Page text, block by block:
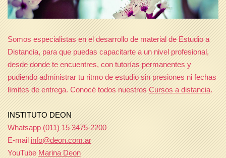
Somos especialistas en el desarrollo de material de Estudio a
Distancia, para que puedas capacitarte a un nivel profesional,
desde donde te encuentres, con tutorías permanentes y
pudiendo administrar tu ritmo de estudio sin presiones ni fechas
límites de entrega. Conocé todos nuestrosCursos a distancia.
INSTITUTO DEON
Whatsapp(011) 15 3475-2200
E-mailinfo@deon.com.ar
YouTubeMarina Deon